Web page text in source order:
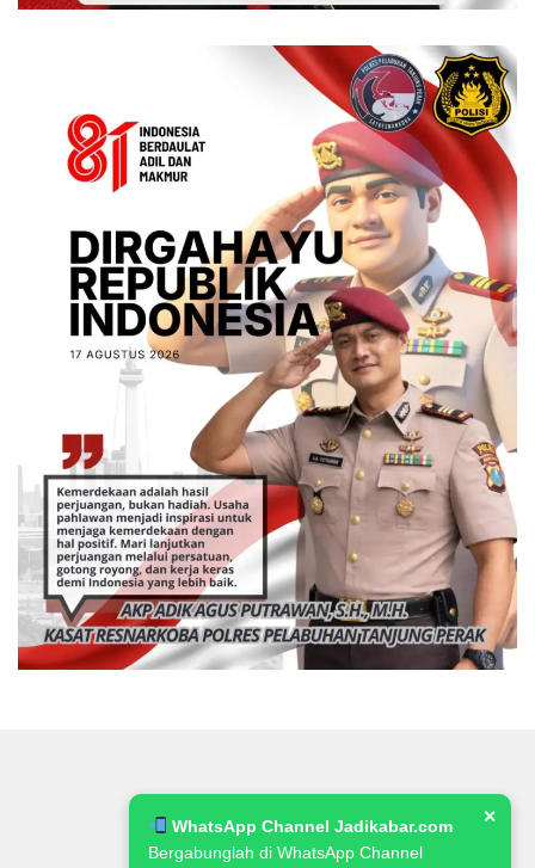
WhatsApp Channel Jadikabar.com
Bergabunglah di WhatsApp Channel
✕